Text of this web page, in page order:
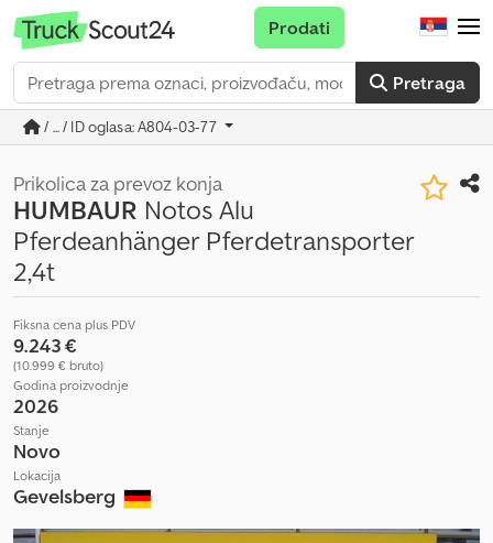
Pretraga
Prodati
/ ... / ID oglasa: A804-03-77
Prikolica za prevoz konja
HUMBAUR Notos Alu
Pferdeanhänger Pferdetransporter
2,4t
Fiksna cena plus PDV
9.243 €
(10.999 € bruto)
Godina proizvodnje
2026
Stanje
Novo
Lokacija
Gevelsberg